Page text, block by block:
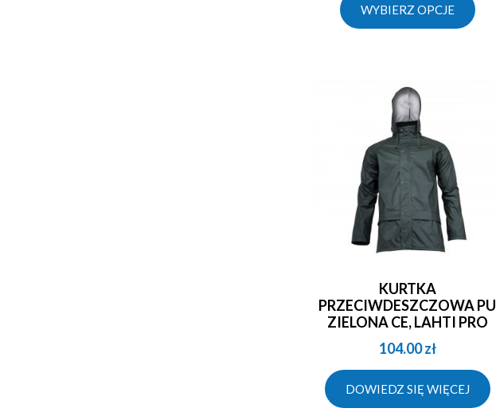
WYBIERZ OPCJE
KURTKA
PRZECIWDESZCZOWA PU
ZIELONA CE, LAHTI PRO
104.00zł
DOWIEDZ SIĘ WIĘCEJ